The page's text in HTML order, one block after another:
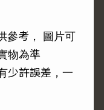
參考， 圖片可
物為準
少許誤差，一